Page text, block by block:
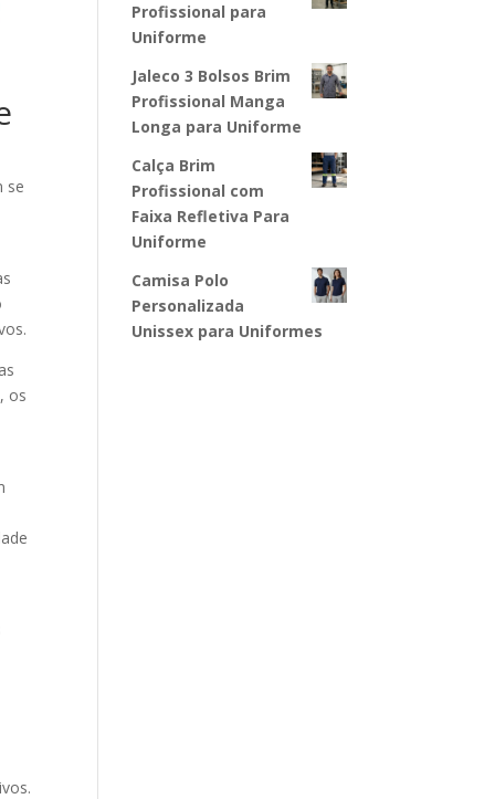
se
os
Profissional para
Uniforme
Jaleco 3 Bolsos Brim
Profissional Manga
Longa para Uniforme
Calça Brim
Profissional com
Faixa Refletiva Para
Uniforme
Camisa Polo
Personalizada
Unissex para Uniformes